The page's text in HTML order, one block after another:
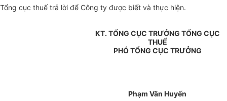
Tổng cục thuế trả lời để Công ty được biết và thực hiện.
KT. TỔNG CỤC TRƯỞNG TỔNG CỤC
THUẾ
PHÓ TỔNG CỤC TRƯỞNG
Phạm Văn Huyến